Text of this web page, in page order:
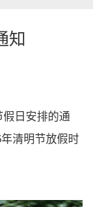
知
假日安排的通
清明节放假时